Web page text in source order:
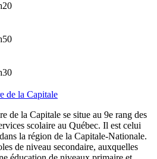
de la Capitale se situe au 9e rang des
scolaire au Québec. Il est celui
la région de la Capitale-Nationale.
de niveau secondaire, auxquelles